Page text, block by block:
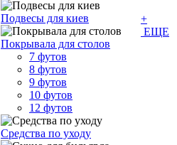
Подвесы для киев
Покрывала для столов
7 футов
8 футов
9 футов
10 футов
12 футов
Средства по уходу
+
ЕЩЕ